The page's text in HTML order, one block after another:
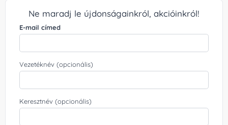
Ne maradj le újdonságainkról, akcióinkról!
E-mail címed
Vezetéknév (opcionális)
Keresztnév (opcionális)